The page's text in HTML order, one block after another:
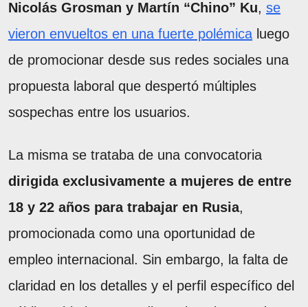
Nicolás Grosman y Martín “Chino” Ku, se
vieron envueltos en una fuerte polémica luego
de promocionar desde sus redes sociales una
propuesta laboral que despertó múltiples
sospechas entre los usuarios.
La misma se trataba de una convocatoria
dirigida exclusivamente a mujeres de entre
18 y 22 años para trabajar en Rusia,
promocionada como una oportunidad de
empleo internacional. Sin embargo, la falta de
claridad en los detalles y el perfil específico del